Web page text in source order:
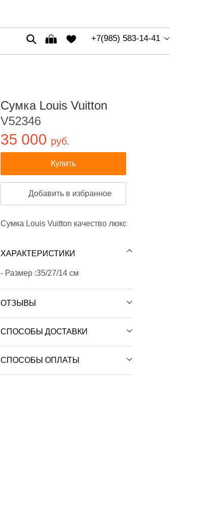
+7(985) 583-14-41
Сумка Louis Vuitton
V52346
35 000 руб.
Купить
Добавить в избранное
Сумка Louis Vuitton качество люкс
ХАРАКТЕРИСТИКИ
- Размер :35/27/14 см
ОТЗЫВЫ
СПОСОБЫ ДОСТАВКИ
СПОСОБЫ ОПЛАТЫ